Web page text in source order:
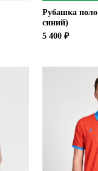
Рубашка поло
синий)
5 400 ₽